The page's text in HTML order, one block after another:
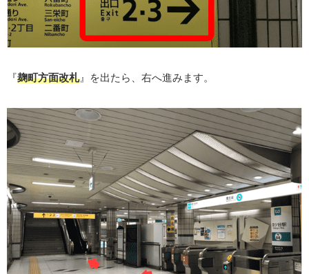
『麹町方面改札』を出たら、右へ進みます。